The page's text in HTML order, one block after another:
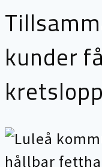
kunder